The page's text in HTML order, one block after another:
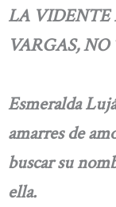
LA VIDENTE
VARGAS,
Esmeralda
amarres de
buscar su
ella.